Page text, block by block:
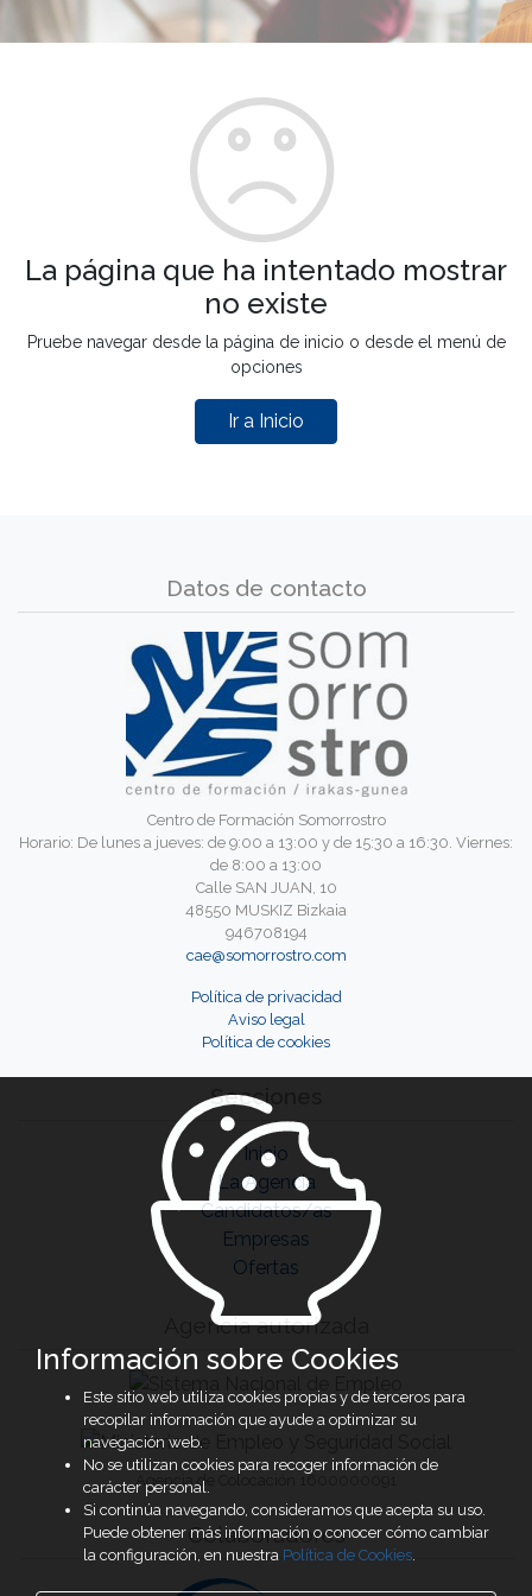
La página que ha intentado mostrar
no existe
Pruebe navegar desde la página de inicio o desde el menú de
opciones
Ir a Inicio
Datos de contacto
Centro de Formación Somorrostro
Horario: De lunes a jueves: de 9:00 a 13:00 y de 15:30 a 16:30. Viernes:
de 8:00 a 13:00
Calle SAN JUAN, 10
48550 MUSKIZ Bizkaia
946708194
cae@somorrostro.com
Política de privacidad
Aviso legal
Política de cookies
Secciones
Inicio
La Agencia
Candidatos/as
Empresas
Ofertas
Agencia autorizada
Agencia de Colocación 1600000091
Colaboradores
Información sobre Cookies
Este sitio web utiliza cookies propias y de terceros para
recopilar información que ayude a optimizar su
navegación web.
No se utilizan cookies para recoger información de
carácter personal.
Si continúa navegando, consideramos que acepta su uso.
Puede obtener más información o conocer cómo cambiar
la configuración, en nuestra Política de Cookies.